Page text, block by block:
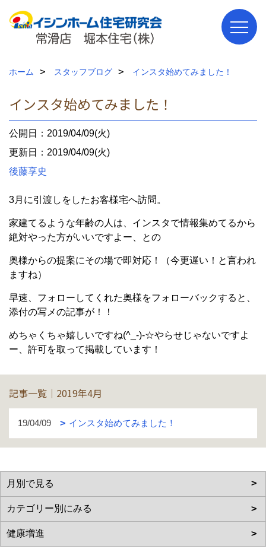
ホーム スタッフブログ インスタ始めてみました！
インスタ始めてみました！
公開日：2019/04/09(火)
更新日：2019/04/09(火)
後藤享史
3月に引渡しをしたお客様宅へ訪問。
家建てるような年齢の人は、インスタで情報集めてるから
絶対やった方がいいですよー、との
奥様からの提案にその場で即対応！（今更遅い！と言われ
ますね）
早速、フォローしてくれた奥様をフォローバックすると、
添付の写メの記事が！！
めちゃくちゃ嬉しいですね(^_-)-☆やらせじゃないですよ
ー、許可を取って掲載しています！
記事一覧｜2019年4月
19/04/09 インスタ始めてみました！